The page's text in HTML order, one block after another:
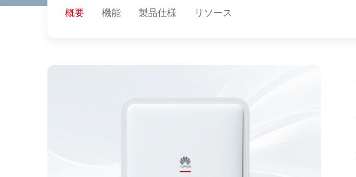
概要 機能 製品仕様 リソース